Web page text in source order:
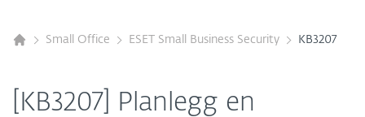
Small Office ESET Small Business Security KB3207
[KB3207] Planlegg en